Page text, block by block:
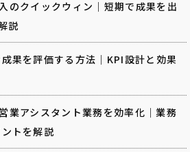
クイックウィン｜短期で成果を出
説
果を評価する方法｜KPI設計と効果
アシスタント業務を効率化｜業務
トを解説